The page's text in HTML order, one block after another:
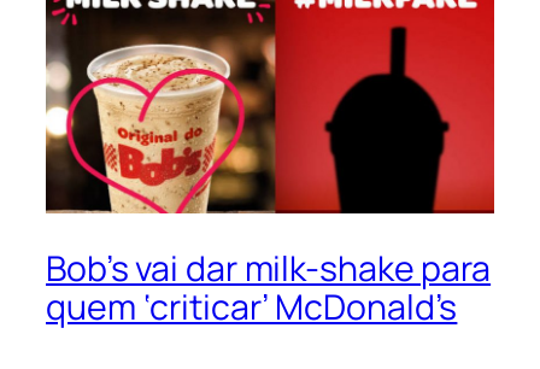
Bob’s vai dar milk-shake para
quem ‘criticar’ McDonald’s